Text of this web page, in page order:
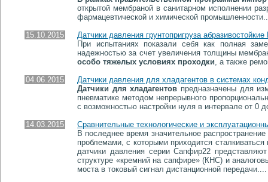
открытой мембраной в санитарном исполнении
фармацевтической и химической
15.10.2015
Датчики давления грун­то­при­груза
При испытаниях показали себя как полная
надежностью за счет увеличения толщины
особо тяжелых условиях проходки, а также
04.06.2015
Датчики давления для хладагентов в системах
Датчики для хладагентов предназначены для
пневматике методом непрерывного
с возможностью настройки нуля в интервале от 0
14.03.2015
Сравнительные технологические и
В последнее время значительное
проблемами, с которыми приходится
датчики давления серии Сапфир22
структуре «кремний на сапфире» (КНС) и
моста в токовый сигнал дистанционной передачи....